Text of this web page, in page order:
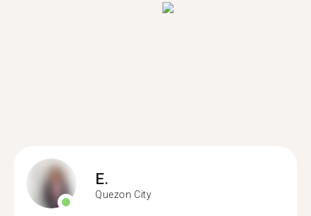
E.
Quezon City